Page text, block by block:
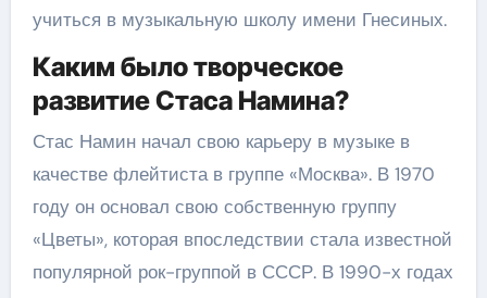
учиться в музыкальную школу имени Гнесиных.
Каким было творческое
развитие Стаса Намина?
Стас Намин начал свою карьеру в музыке в
качестве флейтиста в группе «Москва». В 1970
году он основал свою собственную группу
«Цветы», которая впоследствии стала известной
популярной рок-группой в СССР. В 1990-х годах